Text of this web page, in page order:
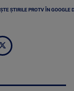
ȘTIRILE PROTV ÎN GOOGLE